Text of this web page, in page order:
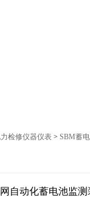
检修仪器仪表 > SBM蓄
自动化蓄电池监测